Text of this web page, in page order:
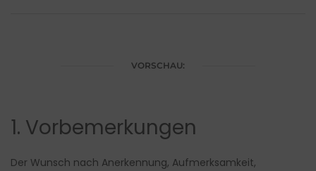
VORSCHAU:
1. Vorbemerkungen
Der Wunsch nach Anerkennung, Aufmerksamkeit,